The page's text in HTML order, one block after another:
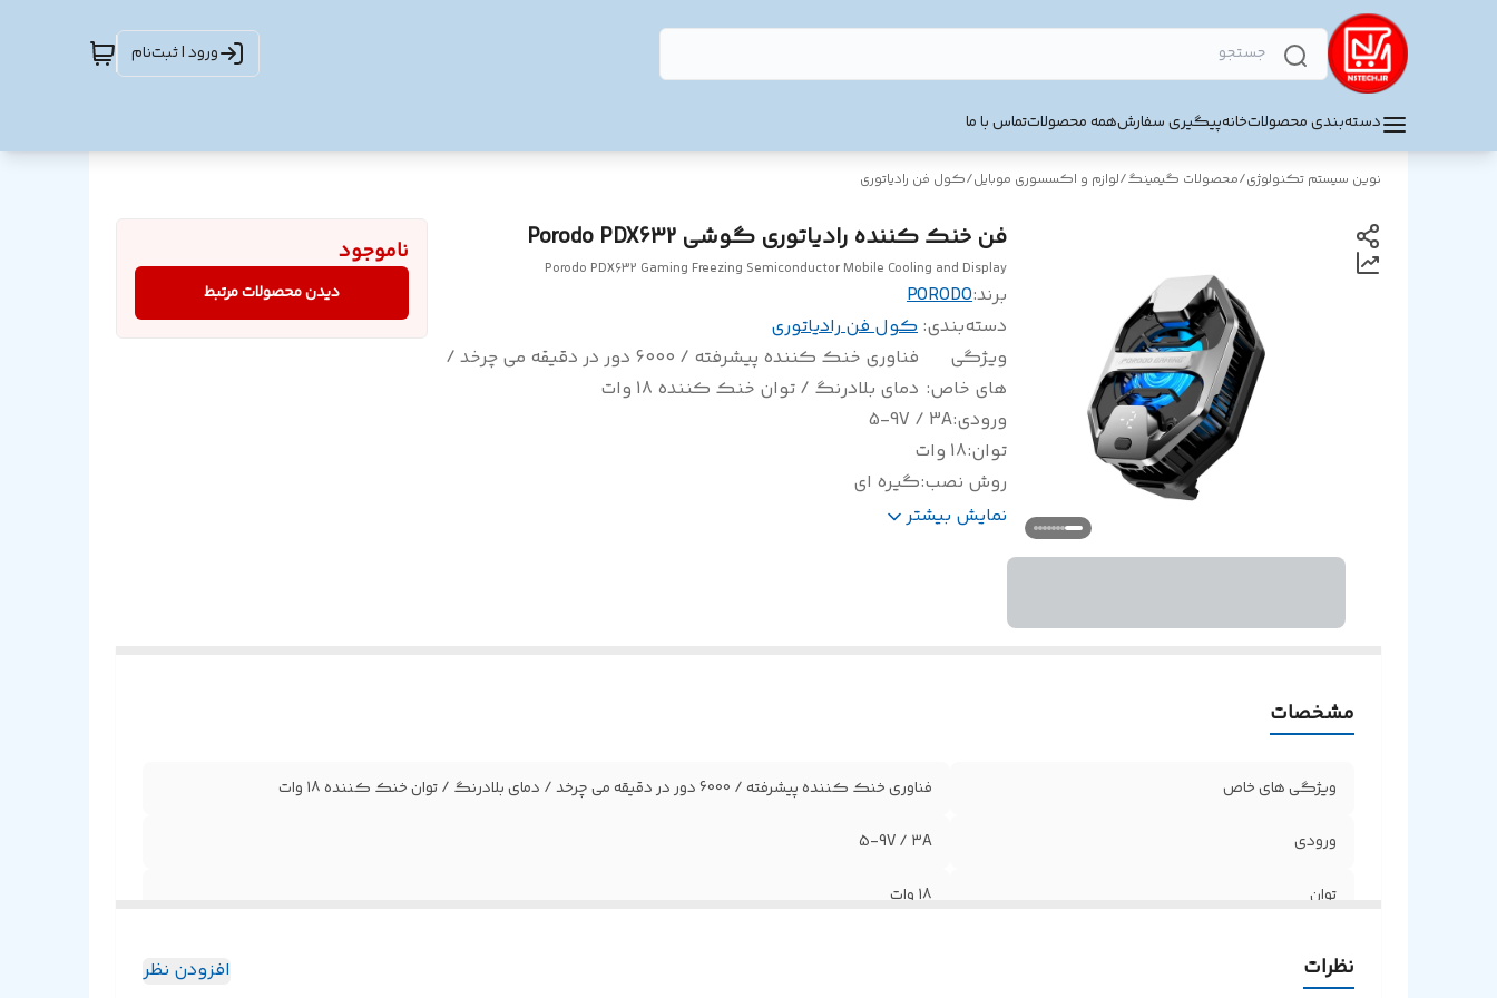
ورود | ثبت‌نام
دسته‌بندی محصولاتخانهپیگیری سفارشهمه محصولاتتماس با ما
نوین سیستم تکنولوژی/محصولات گیمینگ/لوازم و اکسسوری موبایل/کول فن رادیاتوری
فن خنک کننده رادیاتوری گوشی Porodo PDX632
Porodo PDX632 Gaming Freezing Semiconductor Mobile Cooling and Display
برند:PORODO
دسته‌بندی: کول فن رادیاتوری
ویژگی
های خاص:
فناوری خنک کننده پیشرفته / 6000 دور در دقیقه می چرخد /
دمای بلادرنگ / توان خنک کننده 18 وات
ورودی:
5-9V / 3A
توان:18 وات
روش نصب:گیره ای
ابعاد59 x 85.5 x 43mm
نمایش بیشتر
ناموجود
دیدن محصولات مرتبط
مشخصات
ویژگی های خاص فناوری خنک کننده پیشرفته / 6000 دور در دقیقه می چرخد / دمای بلادرنگ / توان خنک کننده 18 وات
ورودی 5-9V / 3A
توان 18 وات
نظرات افزودن نظر